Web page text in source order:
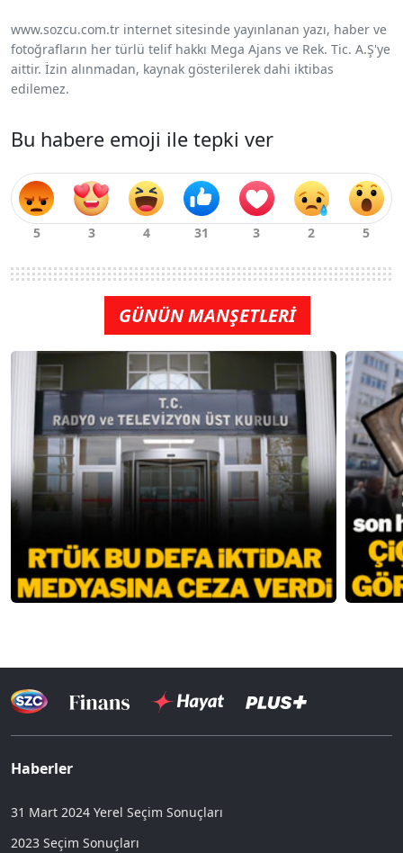
www.sozcu.com.tr internet sitesinde yayınlanan yazı, haber ve
fotoğrafların her türlü telif hakkı Mega Ajans ve Rek. Tic. A.Ş'ye
aittir. İzin alınmadan, kaynak gösterilerek dahi iktibas
edilemez.
Bu habere emoji ile tepki ver
GÜNÜN MANŞETLERİ
Haberler
31 Mart 2024 Yerel Seçim Sonuçları
2023 Seçim Sonuçları